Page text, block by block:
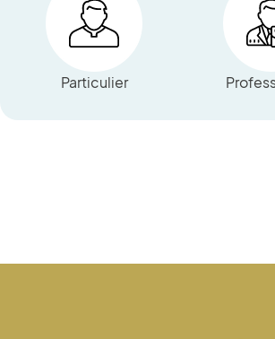
Particulier